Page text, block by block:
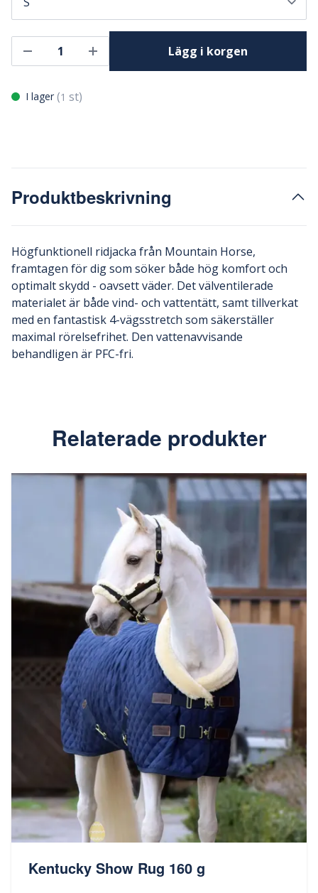
Lägg i korgen
I lager (1 st)
Produktbeskrivning
Högfunktionell ridjacka från Mountain Horse,
framtagen för dig som söker både hög komfort och
optimalt skydd - oavsett väder. Det välventilerade
materialet är både vind- och vattentätt, samt tillverkat
med en fantastisk 4-vägsstretch som säkerställer
maximal rörelsefrihet. Den vattenavvisande
behandligen är PFC-fri.
Relaterade produkter
Kentucky Show Rug 160 g